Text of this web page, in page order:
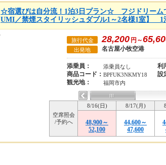
☆宿選びは自分流！1泊3日プラン☆ フジドリーム
UMI／禁煙スタイリッシュダブル1～2名様1室】 1
旅行代金 28,200 円～
出発地 名古屋小牧空港
添乗員： 添乗員なし 利
商品コード： BPFUK3NKMY18 設
観光地： 福岡市内
空席照会
/予約へ
8/16(日) 8/17(月)
48,900～
52,100
44,600～
47,600